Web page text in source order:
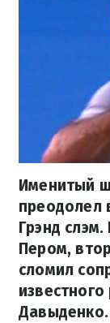
Именитый
преодолел
Грэнд
Пером,
сломил
Давыденко.